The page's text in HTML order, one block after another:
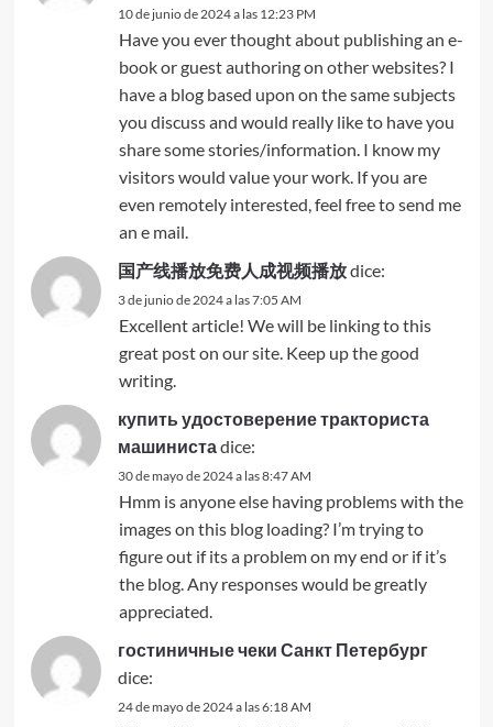
10 de junio de 2024 a las 12:23 PM
Have you ever thought about publishing an e-
book or guest authoring on other websites? I
have a blog based upon on the same subjects
you discuss and would really like to have you
share some stories/information. I know my
visitors would value your work. If you are
even remotely interested, feel free to send me
an e mail.
国产线播放免费人成视频播放dice:
3 de junio de 2024 a las 7:05 AM
Excellent article! We will be linking to this
great post on our site. Keep up the good
writing.
купить удостоверение тракториста
машиниста dice:
30 de mayo de 2024 a las 8:47 AM
Hmm is anyone else having problems with the
images on this blog loading? I’m trying to
figure out if its a problem on my end or if it’s
the blog. Any responses would be greatly
appreciated.
гостиничные чеки Санкт Петербург
dice:
24 de mayo de 2024 a las 6:18 AM